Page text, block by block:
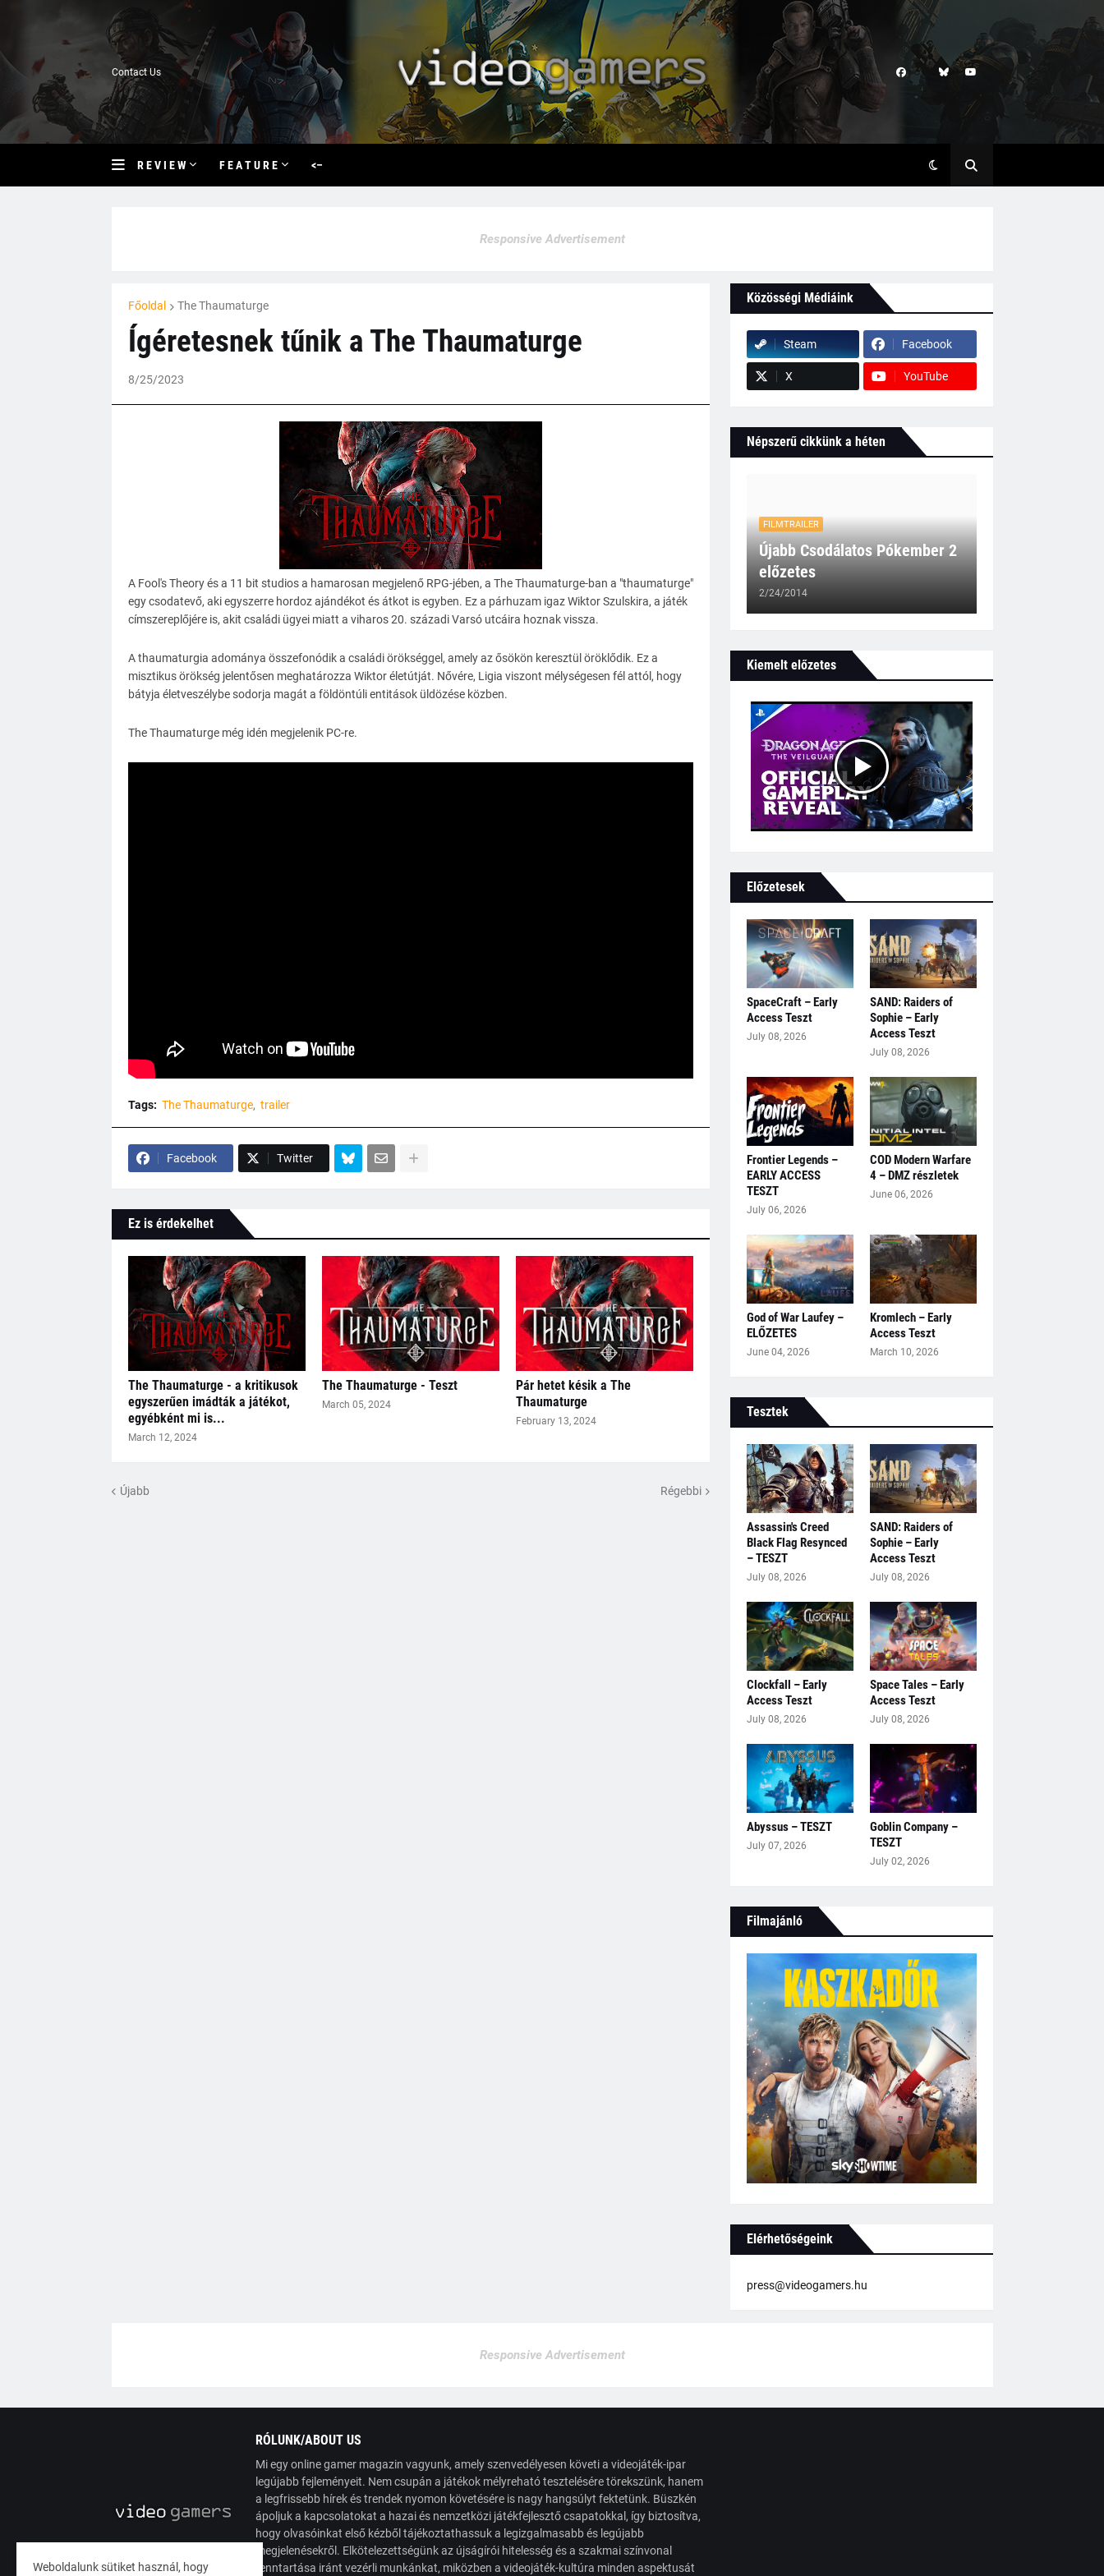
Contact Us
R E V I E W F E A T U R E <–
Responsive Advertisement
Főoldal The Thaumaturge
Ígéretesnek tűnik a The Thaumaturge
8/25/2023
A Fool's Theory és a 11 bit studios a hamarosan megjelenő RPG-jében, a The Thaumaturge-ban a "thaumaturge"
egy csodatevő, aki egyszerre hordoz ajándékot és átkot is egyben. Ez a párhuzam igaz Wiktor Szulskira, a játék
címszereplőjére is, akit családi ügyei miatt a viharos 20. századi Varsó utcáira hoznak vissza.
A thaumaturgia adománya összefonódik a családi örökséggel, amely az ősökön keresztül öröklődik. Ez a
misztikus örökség jelentősen meghatározza Wiktor életútját. Nővére, Ligia viszont mélységesen fél attól, hogy
bátyja életveszélybe sodorja magát a földöntúli entitások üldözése közben.
The Thaumaturge még idén megjelenik PC-re.
Tags: The Thaumaturge trailer
Facebook Twitter
Ez is érdekelhet
The Thaumaturge - a kritikusok
egyszerűen imádták a játékot,
egyébként mi is...
March 12, 2024
The Thaumaturge - Teszt
March 05, 2024
Pár hetet késik a The
Thaumaturge
February 13, 2024
Újabb Régebbi
Közösségi Médiáink
Steam Facebook
X YouTube
Népszerű cikkünk a héten
FILMTRAILER
Újabb Csodálatos Pókember 2
előzetes
2/24/2014
Kiemelt előzetes
Előzetesek
SpaceCraft – Early
Access Teszt
July 08, 2026
SAND: Raiders of
Sophie – Early
Access Teszt
July 08, 2026
Frontier Legends –
EARLY ACCESS
TESZT
July 06, 2026
COD Modern Warfare
4 – DMZ részletek
June 06, 2026
God of War Laufey –
ELŐZETES
June 04, 2026
Kromlech – Early
Access Teszt
March 10, 2026
Tesztek
Assassin's Creed
Black Flag Resynced
– TESZT
July 08, 2026
SAND: Raiders of
Sophie – Early
Access Teszt
July 08, 2026
Clockfall – Early
Access Teszt
July 08, 2026
Space Tales – Early
Access Teszt
July 08, 2026
Abyssus – TESZT
July 07, 2026
Goblin Company –
TESZT
July 02, 2026
Filmajánló
Elérhetőségeink
press@videogamers.hu
Responsive Advertisement
RÓLUNK/ABOUT US
Mi egy online gamer magazin vagyunk, amely szenvedélyesen követi a videojáték-ipar
legújabb fejleményeit. Nem csupán a játékok mélyreható tesztelésére törekszünk, hanem
a legfrissebb hírek és trendek nyomon követésére is nagy hangsúlyt fektetünk. Büszkén
ápoljuk a kapcsolatokat a hazai és nemzetközi játékfejlesztő csapatokkal, így biztosítva,
hogy olvasóinkat első kézből tájékoztathassuk a legizgalmasabb és legújabb
megjelenésekről. Elkötelezettségünk az újságírói hitelesség és a szakmai színvonal
fenntartása iránt vezérli munkánkat, miközben a videojáték-kultúra minden aspektusát
Weboldalunk sütiket használ, hogy